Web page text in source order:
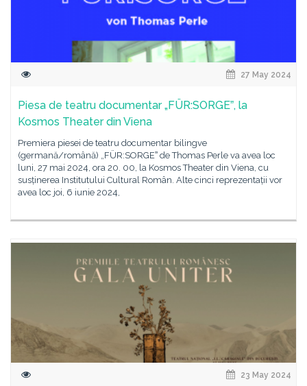
27 May 2024
Piesa de teatru documentar „FÜR:SORGEˮ, la
Kosmos Theater din Viena
Premiera piesei de teatru documentar bilingve
(germană/română) „FÜR:SORGEˮ de Thomas Perle va avea loc
luni, 27 mai 2024, ora 20. 00, la Kosmos Theater din Viena, cu
susținerea Institutului Cultural Român. Alte cinci reprezentații vor
avea loc joi, 6 iunie 2024,
23 May 2024